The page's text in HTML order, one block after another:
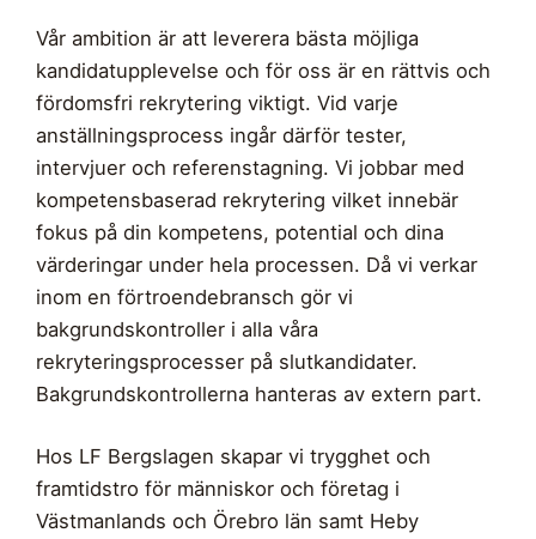
Vår ambition är att leverera bästa möjliga
kandidatupplevelse och för oss är en rättvis och
fördomsfri rekrytering viktigt. Vid varje
anställningsprocess ingår därför tester,
intervjuer och referenstagning. Vi jobbar med
kompetensbaserad rekrytering vilket innebär
fokus på din kompetens, potential och dina
värderingar under hela processen. Då vi verkar
inom en förtroendebransch gör vi
bakgrundskontroller i alla våra
rekryteringsprocesser på slutkandidater.
Bakgrundskontrollerna hanteras av extern part.
Hos LF Bergslagen skapar vi trygghet och
framtidstro för människor och företag i
Västmanlands och Örebro län samt Heby